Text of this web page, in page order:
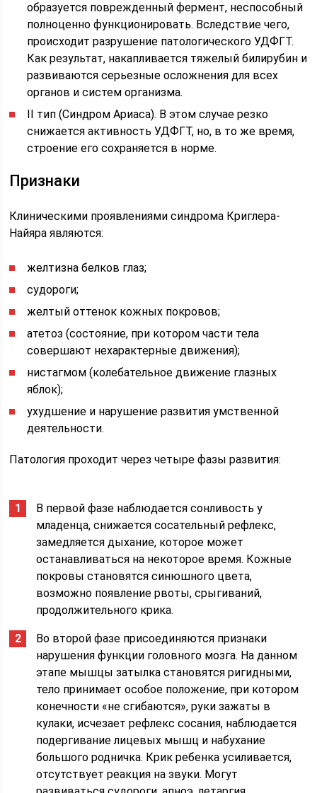
образуется поврежденный фермент, неспособный
полноценно функционировать. Вследствие чего,
происходит разрушение патологического УДФГТ.
Как результат, накапливается тяжелый билирубин и
развиваются серьезные осложнения для всех
органов и систем организма.
II тип (Синдром Ариаса). В этом случае резко
снижается активность УДФГТ, но, в то же время,
строение его сохраняется в норме.
Признаки
Клиническими проявлениями синдрома Криглера-
Найяра являются:
желтизна белков глаз;
судороги;
желтый оттенок кожных покровов;
атетоз (состояние, при котором части тела
совершают нехарактерные движения);
нистагмом (колебательное движение глазных
яблок);
ухудшение и нарушение развития умственной
деятельности.
Патология проходит через четыре фазы развития:
В первой фазе наблюдается сонливость у
младенца, снижается сосательный рефлекс,
замедляется дыхание, которое может
останавливаться на некоторое время. Кожные
покровы становятся синюшного цвета,
возможно появление рвоты, срыгиваний,
продолжительного крика.
Во второй фазе присоединяются признаки
нарушения функции головного мозга. На данном
этапе мышцы затылка становятся ригидными,
тело принимает особое положение, при котором
конечности «не сгибаются», руки зажаты в
кулаки, исчезает рефлекс сосания, наблюдается
подергивание лицевых мышц и набухание
большого родничка. Крик ребенка усиливается,
отсутствует реакция на звуки. Могут